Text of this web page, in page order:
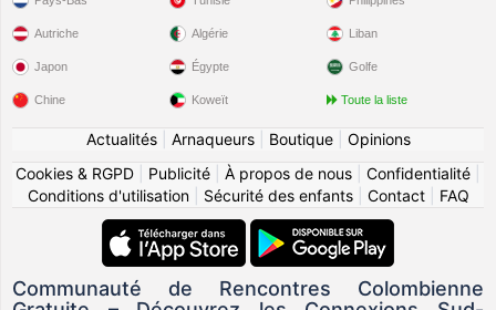
Autriche
Japon
Chine
Algérie
Égypte
Koweït
Liban
Golfe
Toute la liste
Actualités| Arnaqueurs| Boutique| Opinions
Cookies & RGPD
Publicité À propos de nous Confidentialité
Conditions d'utilisation| Sécurité des enfants| Contact| FAQ
Communauté de Rencontres Colombienne